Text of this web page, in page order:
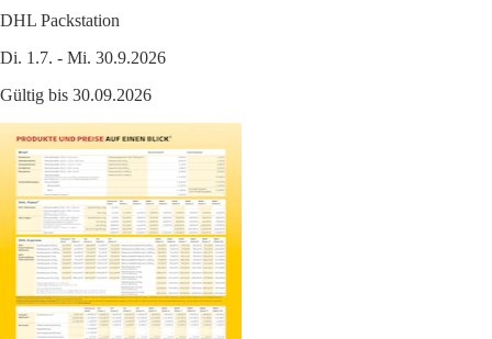
DHL Packstation
Di. 1.7. - Mi. 30.9.2026
Gültig bis 30.09.2026